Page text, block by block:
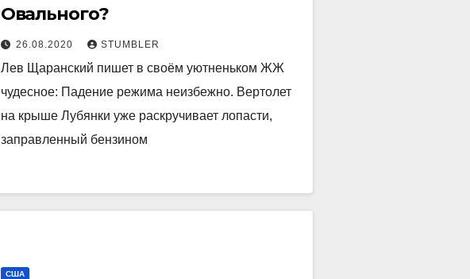
Овального?
26.08.2020 STUMBLER
Лев Щаранский пишет в своём уютненьком ЖЖ
чудесное: Падение режима неизбежно. Вертолет
на крыше Лубянки уже раскручивает лопасти,
заправленный бензином
США